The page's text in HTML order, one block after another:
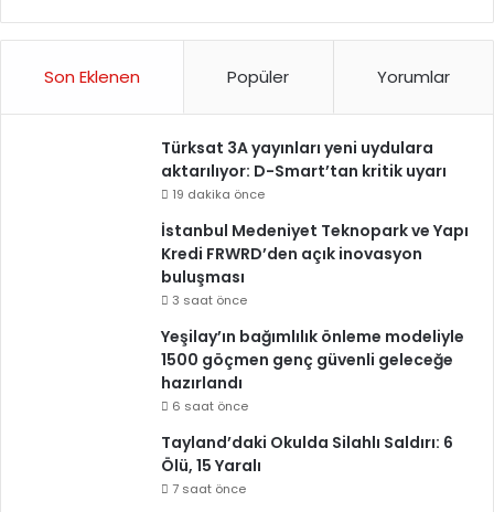
Son Eklenen Popüler Yorumlar
Türksat 3A yayınları yeni uydulara
aktarılıyor: D-Smart’tan kritik uyarı
19 dakika önce
İstanbul Medeniyet Teknopark ve Yapı
Kredi FRWRD’den açık inovasyon
buluşması
3 saat önce
Yeşilay’ın bağımlılık önleme modeliyle
1500 göçmen genç güvenli geleceğe
hazırlandı
6 saat önce
Tayland’daki Okulda Silahlı Saldırı: 6
Ölü, 15 Yaralı
7 saat önce